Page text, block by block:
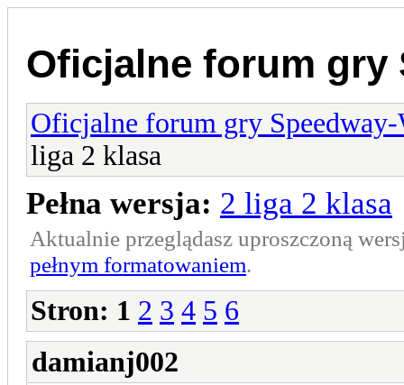
Oficjalne forum gry
Oficjalne forum gry
liga 2 klasa
Pełna wersja: 2 liga 2 klasa
Aktualnie przeglądasz uproszczoną
pełnym formatowaniem.
Stron: 1 2 3 4 5 6
damianj002